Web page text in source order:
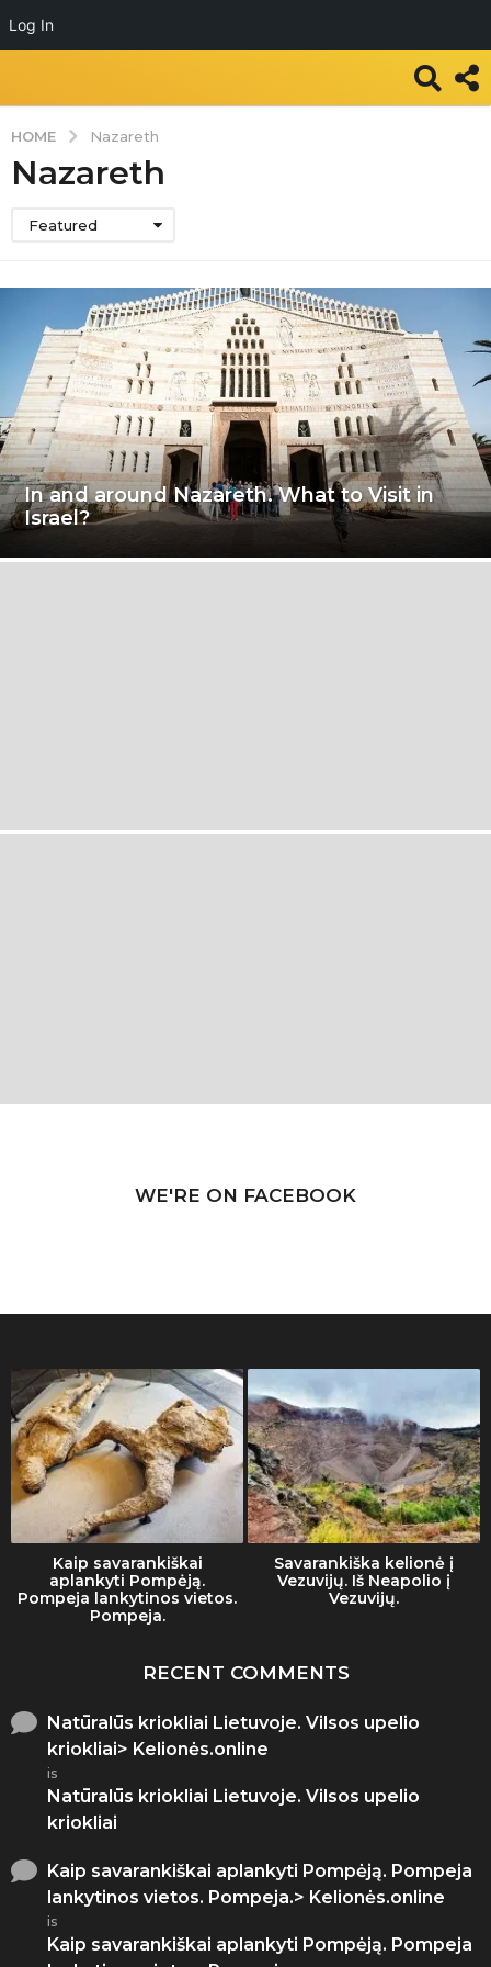
Log In
HOME Nazareth
Nazareth
Featured
In and around Nazareth. What to Visit in
Israel?
WE'RE ON FACEBOOK
Kaip savarankiškai
aplankyti Pompėją.
Pompeja lankytinos vietos.
Pompeja.
Savarankiška kelionė į
Vezuvijų. Iš Neapolio į
Vezuvijų.
RECENT COMMENTS
Natūralūs kriokliai Lietuvoje. Vilsos upelio
kriokliai> Kelionės.online
is
Natūralūs kriokliai Lietuvoje. Vilsos upelio
kriokliai
Kaip savarankiškai aplankyti Pompėją. Pompeja
lankytinos vietos. Pompeja.> Kelionės.online
is
Kaip savarankiškai aplankyti Pompėją. Pompeja